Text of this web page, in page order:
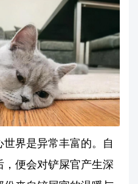
界是异常丰富的。自
便会对铲屎官产生深